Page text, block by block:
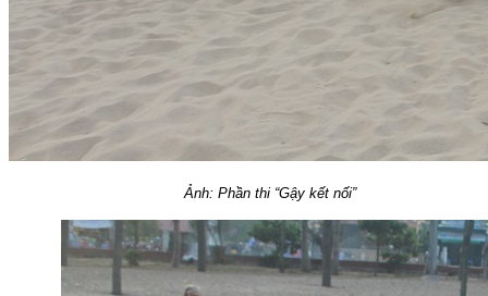
Ảnh: Phần thi “Gậy kết nối”